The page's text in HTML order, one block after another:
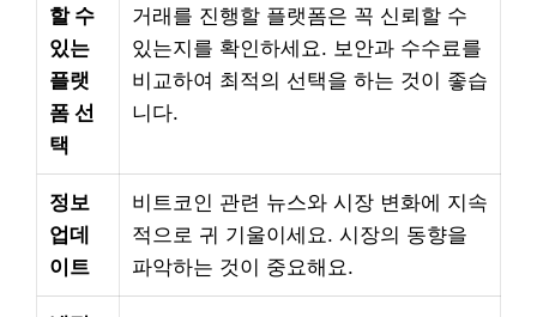
할 수
있는
플랫
폼 선
택
거래를 진행할 플랫폼은 꼭 신뢰할 수
있는지를 확인하세요. 보안과 수수료를
비교하여 최적의 선택을 하는 것이 좋습
니다.
정보
업데
이트
비트코인 관련 뉴스와 시장 변화에 지속
적으로 귀 기울이세요. 시장의 동향을
파악하는 것이 중요해요.